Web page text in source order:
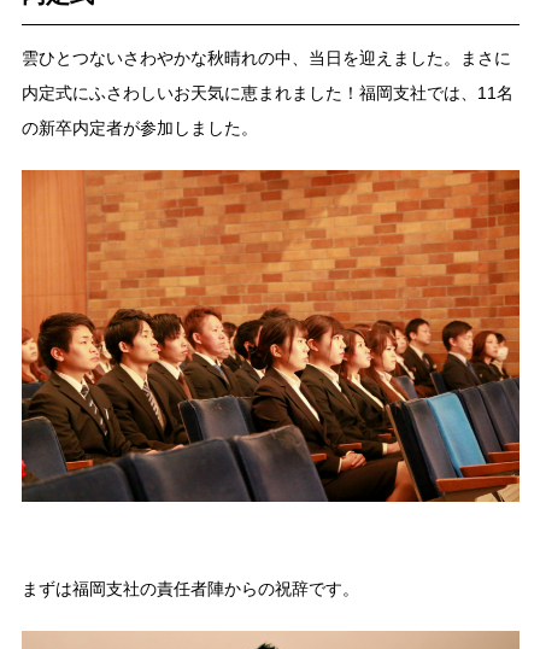
雲ひとつないさわやかな秋晴れの中、当日を迎えました。まさに
内定式にふさわしいお天気に恵まれました！福岡支社では、11名
の新卒内定者が参加しました。
まずは福岡支社の責任者陣からの祝辞です。